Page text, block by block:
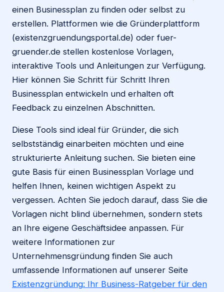
einen Businessplan zu finden oder selbst zu
erstellen. Plattformen wie die Gründerplattform
(existenzgruendungsportal.de) oder fuer-
gruender.de stellen kostenlose Vorlagen,
interaktive Tools und Anleitungen zur Verfügung.
Hier können Sie Schritt für Schritt Ihren
Businessplan entwickeln und erhalten oft
Feedback zu einzelnen Abschnitten.
Diese Tools sind ideal für Gründer, die sich
selbstständig einarbeiten möchten und eine
strukturierte Anleitung suchen. Sie bieten eine
gute Basis für einen Businessplan Vorlage und
helfen Ihnen, keinen wichtigen Aspekt zu
vergessen. Achten Sie jedoch darauf, dass Sie die
Vorlagen nicht blind übernehmen, sondern stets
an Ihre eigene Geschäftsidee anpassen. Für
weitere Informationen zur
Unternehmensgründung finden Sie auch
umfassende Informationen auf unserer Seite
Existenzgründung: Ihr Business-Ratgeber für den